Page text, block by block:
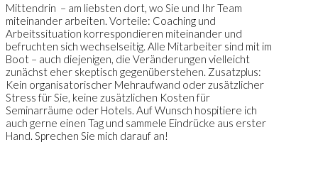
Mittendrin – am liebsten dort, wo Sie und Ihr Team
miteinander arbeiten. Vorteile: Coaching und
Arbeitssituation korrespondieren miteinander und
befruchten sich wechselseitig. Alle Mitarbeiter sind mit im
Boot – auch diejenigen, die Veränderungen vielleicht
zunächst eher skeptisch gegenüberstehen. Zusatzplus:
Kein organisatorischer Mehraufwand oder zusätzlicher
Stress für Sie, keine zusätzlichen Kosten für
Seminarräume oder Hotels. Auf Wunsch hospitiere ich
auch gerne einen Tag und sammele Eindrücke aus erster
Hand. Sprechen Sie mich darauf an!